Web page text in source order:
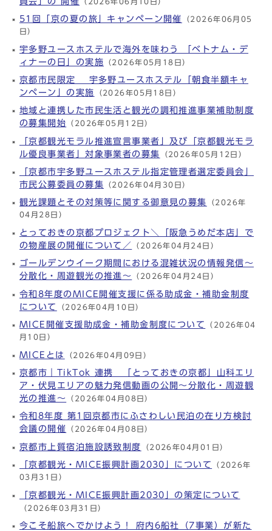
51回「京の夏の旅」キャンペーン開催 （2026年06月05
日）
宇多野ユースホステルで海外を味わう 「ベトナム・デ
ィナーの日」の実施 （2026年05月18日）
京都市民限定 宇多野ユースホステル「朝食半額キャ
ンペーン」の実施
（2026年05月18日）
地域と連携した市民生活と観光の調和推進事業補助制度
の募集開始
（2026年05月12日）
「京都観光モラル推進宣言事業者」及び「京都観光モラ
ル優良事業者」対象事業者の募集
（2026年05月12日）
「京都市宇多野ユースホステル指定管理者選定委員会」
市民公募委員の募集 （2026年04月30日）
観光課題とその対策等に関する御意見の募集 （2026年
04月28日）
とっておきの京都プロジェクト＼「阪急うめだ本店」で
の物産展の開催について／
（2026年04月24日）
ゴールデンウイーク期間における混雑状況の情報発信～
分散化・周遊観光の推進～
（2026年04月24日）
令和8年度のMICE開催支援に係る助成金・補助金制度
について
（2026年04月10日）
MICE開催支援助成金・補助金制度について （2026年04
月10日）
MICEとは
（2026年04月09日）
京都市｜TikTok 連携 「とっておきの京都」山科エリ
ア・伏見エリアの魅力発信動画の公開～分散化・周遊観
光の推進～
（2026年04月08日）
令和8年度 第1回京都市にふさわしい民泊の在り方検討
会議の開催
（2026年04月08日）
京都市上質宿泊施設誘致制度 （2026年04月01日）
「京都観光・MICE振興計画2030」について （2026年
03月31日）
「京都観光・MICE振興計画2030」の策定について
（2026年03月31日）
今こそ船旅へでかけよう！ 府内6船社（7事業）が新た